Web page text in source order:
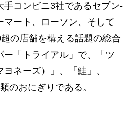
手コンビニ3社であるセブン-
マート、ローソン、そして
の店舗を構える話題の総合
ー「トライアル」で、「ツ
ネーズ）」、「鮭」、
のおにぎりである。